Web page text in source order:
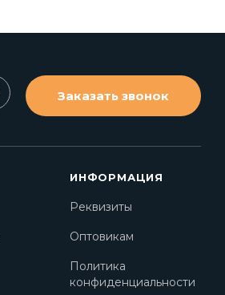
Заказать звонок
ИНФОРМАЦИЯ
Реквизиты
Оптовикам
Политика
конфиденциальности